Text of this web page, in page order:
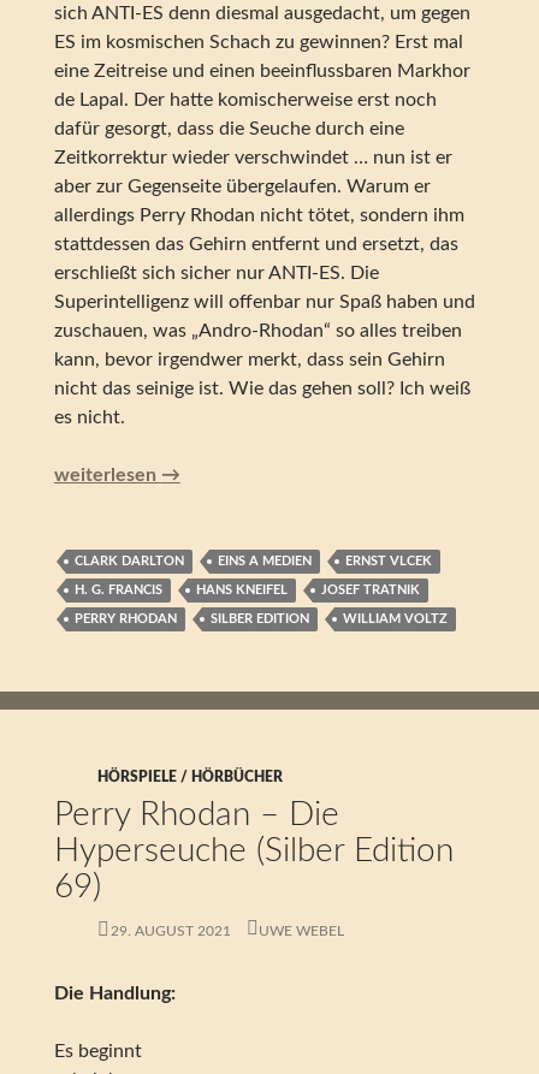
sich ANTI-ES denn diesmal ausgedacht, um gegen
ES im kosmischen Schach zu gewinnen? Erst mal
eine Zeitreise und einen beeinflussbaren Markhor
de Lapal. Der hatte komischerweise erst noch
dafür gesorgt, dass die Seuche durch eine
Zeitkorrektur wieder verschwindet … nun ist er
aber zur Gegenseite übergelaufen. Warum er
allerdings Perry Rhodan nicht tötet, sondern ihm
stattdessen das Gehirn entfernt und ersetzt, das
erschließt sich sicher nur ANTI-ES. Die
Superintelligenz will offenbar nur Spaß haben und
zuschauen, was „Andro-Rhodan“ so alles treiben
kann, bevor irgendwer merkt, dass sein Gehirn
nicht das seinige ist. Wie das gehen soll? Ich weiß
es nicht.
Perry Rhodan – Gehirn in Fesseln (Silber Edition 70)
weiterlesen →
CLARK DARLTON EINS A MEDIEN ERNST VLCEK
H. G. FRANCIS HANS KNEIFEL JOSEF TRATNIK
PERRY RHODAN SILBER EDITION WILLIAM VOLTZ
HÖRSPIELE / HÖRBÜCHER
Perry Rhodan – Die
Hyperseuche (Silber Edition
69)
29. AUGUST 2021 UWE WEBEL
Die Handlung:
Es beginnt